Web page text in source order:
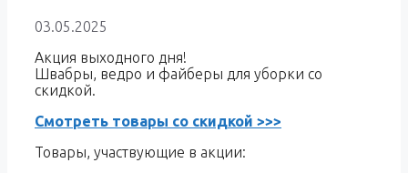
03.05.2025
Акция выходного дня!
Швабры, ведро и файберы для уборки со
скидкой.
Смотреть товары со скидкой >>>
Товары, участвующие в акции: